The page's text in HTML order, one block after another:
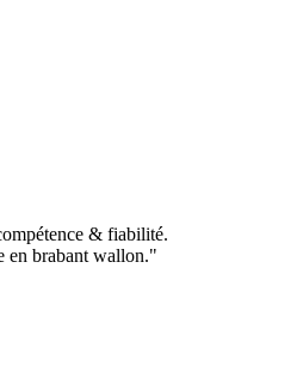
& fiabilité.
en brabant wallon."